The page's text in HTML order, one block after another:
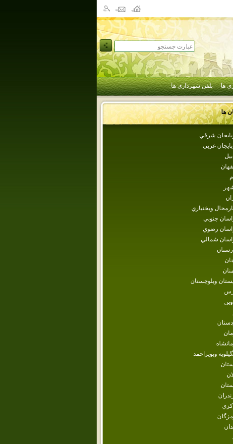
ها تلفن شهرداری ها
ها
شرقي
غربي
وبختياري
جنوبي
رضوي
شمالي
وبلوچستان
وبويراحمد